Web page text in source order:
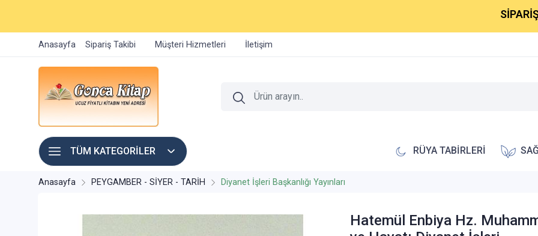
Anasayfa Sipariş Takibi Müşteri Hizmetleri İletişim
TÜM KATEGORİLER RÜYA TABİRLERİ
Anasayfa PEYGAMBER - SİYER - TARİH Diyanet İşleri Başkanlığı Yayınları
Hatemül Enbiya Hz.